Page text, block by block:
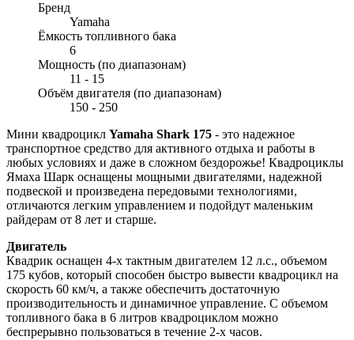
Бренд
Yamaha
Ёмкость топливного бака
6
Мощность (по диапазонам)
11 - 15
Объём двигателя (по диапазонам)
150 - 250
Мини квадроцикл Yamaha Shark 175 - это надежное
транспортное средство для активного отдыха и работы в
любых условиях и даже в сложном бездорожье! Квадроциклы
Ямаха Шарк оснащены мощными двигателями, надежной
подвеской и произведена передовыми технологиями,
отличаются легким управлением и подойдут маленьким
райдерам от 8 лет и старше.
Двигатель
Квадрик оснащен 4-х тактным двигателем 12 л.с., объемом
175 кубов, который способен быстро вывести квадроцикл на
скорость 60 км/ч, а также обеспечить достаточную
производительность и динамичное управление. С объемом
топливного бака в 6 литров квадроциклом можно
беспрерывно пользоваться в течение 2-х часов.